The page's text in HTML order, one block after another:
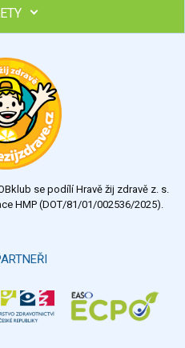
skupiny v kurzech STOBu
si odborníka STOBu ve
Všechny ankety
se podílí Hravě žij zdravě z. s.
HMP (DOT/81/01/002536/2025).